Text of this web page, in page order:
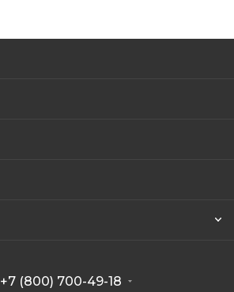
+7 (800) 700-49-18